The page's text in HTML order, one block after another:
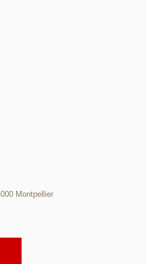
Montpellier